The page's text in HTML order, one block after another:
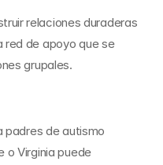
relaciones duraderas
red de apoyo que se
grupales.
padres de autismo
o Virginia puede